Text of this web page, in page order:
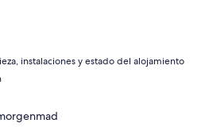
instalaciones y estado del alojamiento